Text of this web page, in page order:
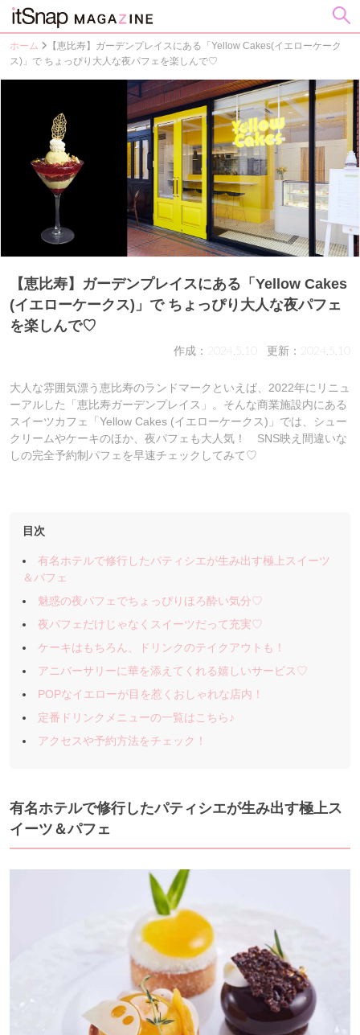
ホーム
【恵比寿】ガーデンプレイスにある「Yellow Cakes(イエローケーク
ス)」で ちょっぴり大人な夜パフェを楽しんで♡
【恵比寿】ガーデンプレイスにある「Yellow Cakes
(イエローケークス)」で ちょっぴり大人な夜パフェ
を楽しんで♡
作成：2024.5.10 更新：2024.5.10
大人な雰囲気漂う恵比寿のランドマークといえば、2022年にリニュ
ーアルした「恵比寿ガーデンプレイス」。そんな商業施設内にある
スイーツカフェ「Yellow Cakes (イエローケークス)」では、シュー
クリームやケーキのほか、夜パフェも大人気！ SNS映え間違いな
しの完全予約制パフェを早速チェックしてみて♡
目次
有名ホテルで修行したパティシエが生み出す極上スイーツ
＆パフェ
魅惑の夜パフェでちょっぴりほろ酔い気分♡
夜パフェだけじゃなくスイーツだって充実♡
ケーキはもちろん、ドリンクのテイクアウトも！
アニバーサリーに華を添えてくれる嬉しいサービス♡
POPなイエローが目を惹くおしゃれな店内！
定番ドリンクメニューの一覧はこちら♪
アクセスや予約方法をチェック！
有名ホテルで修行したパティシエが生み出す極上ス
イーツ＆パフェ